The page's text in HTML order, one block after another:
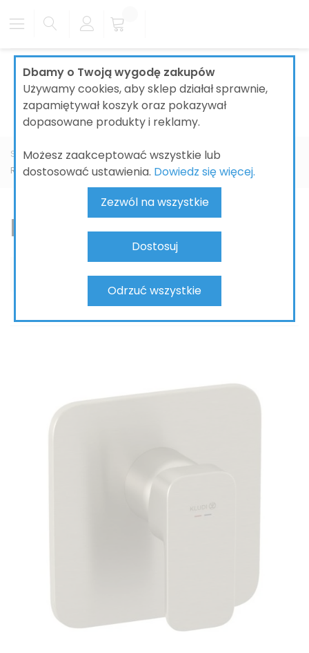
Dbamy o Twoją wygodę zakupów
Używamy cookies, aby sklep działał sprawnie,
zapamiętywał koszyk oraz pokazywał
dopasowane produkty i reklamy.
Możesz zaakceptować wszystkie lub
dostosować ustawienia. Dowiedz się więcej.
Zezwól na wszystkie
Dostosuj
Odrzuć wszystkie
Strona główna ŁAZIENKI BATERIE ŁAZIENKOWE
Renon
Renon